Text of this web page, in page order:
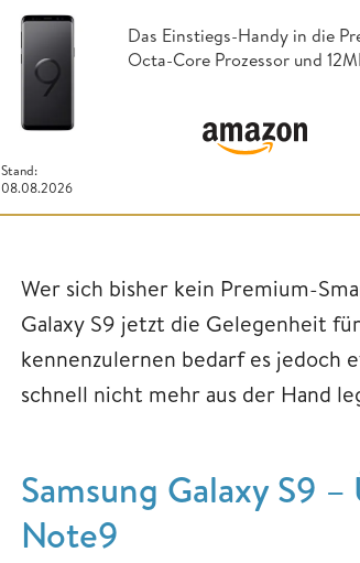
Stand:
08.08.2026
Das Einstiegs-Handy in die
Octa-Core Prozessor und
Wer sich bisher kein Premium-
Galaxy S9 jetzt die Gelegenheit
kennenzulernen bedarf es jedoch
schnell nicht mehr aus der Hand
Samsung Galaxy S9
Note9